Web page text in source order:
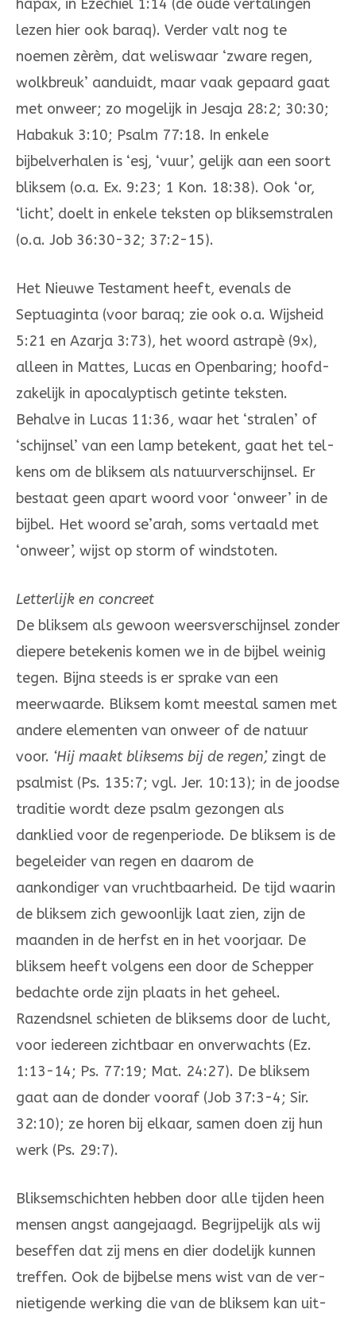
hapax, in Ezechiël 1:14 (de oude vertalingen
lezen hier ook baraq). Verder valt nog te
noemen zèrèm, dat weliswaar ‘zware regen,
wolkbreuk’ aanduidt, maar vaak gepaard gaat
met onweer; zo mogelijk in Jesaja 28:2; 30:30;
Habakuk 3:10; Psalm 77:18. In enkele
bijbelverhalen is ‘esj, ‘vuur’, gelijk aan een soort
bliksem (o.a. Ex. 9:23; 1 Kon. 18:38). Ook ‘or,
‘licht’, doelt in enkele teksten op bliksemstralen
(o.a. Job 36:30-32; 37:2-15).
Het Nieuwe Testament heeft, evenals de
Septuaginta (voor baraq; zie ook o.a. Wijs­heid
5:21 en Azarja 3:73), het woord astrapè (9x),
alleen in Mattes, Lucas en Openba­ring; hoofd­
zakelijk in apocalyptisch getinte teksten.
Behalve in Lucas 11:36, waar het ‘stralen’ of
‘schijnsel’ van een lamp betekent, gaat het tel­
kens om de bliksem als na­tuurverschijnsel. Er
bestaat geen apart woord voor ‘onweer’ in de
bijbel. Het woord se’arah, soms vertaald met
‘onweer’, wijst op storm of windstoten.
Letterlijk en concreet
De bliksem als gewoon weersverschijnsel zon­der
diepere betekenis komen we in de bijbel wei­nig
tegen. Bijna steeds is er sprake van een
meerwaarde. Bliksem komt meestal samen met
andere elementen van onweer of de natuur
voor. ‘Hij maakt bliksems bij de regen’, zingt de
psal­mist (Ps. 135:7; vgl. Jer. 10:13); in de joodse
tra­ditie wordt deze psalm gezongen als
danklied voor de regenperiode. De bliksem is de
begelei­der van regen en daarom de
aankondiger van vruchtbaarheid. De tijd waarin
de bliksem zich gewoonlijk laat zien, zijn de
maanden in de herfst en in het voorjaar. De
bliksem heeft volgens een door de Schepper
bedachte orde zijn plaats in het geheel.
Razendsnel schieten de bliksems door de lucht,
voor iedereen zichtbaar en onver­wachts (Ez.
1:13-14; Ps. 77:19; Mat. 24:27). De bliksem
gaat aan de donder vooraf (Job 37:3-4; Sir.
32:10); ze horen bij elkaar, samen doen zij hun
werk (Ps. 29:7).
Bliksemschichten hebben door alle tijden heen
mensen angst aangejaagd. Begrijpe­lijk als wij
beseffen dat zij mens en dier dodelijk kunnen
treffen. Ook de bijbelse mens wist van de ver­
nietigende werking die van de bliksem kan uit­